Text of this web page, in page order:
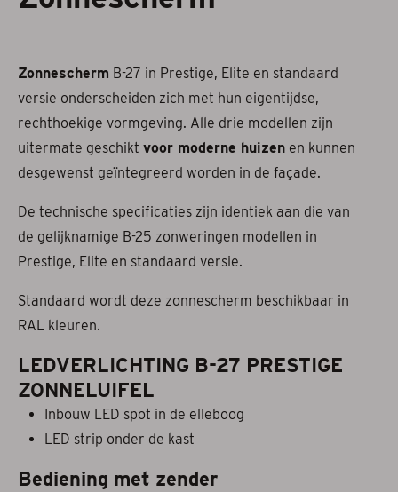
Over ons
Acties
Afspraak maken
Contact
Zonnescherm B-27 in Prestige, Elite en standaard
versie onderscheiden zich met hun eigentijdse,
rechthoekige vormgeving. Alle drie modellen zijn
uitermate geschikt voor moderne huizen en kunnen
desgewenst geïntegreerd worden in de façade.
De technische specificaties zijn identiek aan die van
de gelijknamige B-25 zonweringen modellen in
Prestige, Elite en standaard versie.
Standaard wordt deze zonnescherm beschikbaar in
RAL kleuren.
LEDVERLICHTING B-27 PRESTIGE
ZONNELUIFEL
Inbouw LED spot in de elleboog
LED strip onder de kast
Bediening met zender